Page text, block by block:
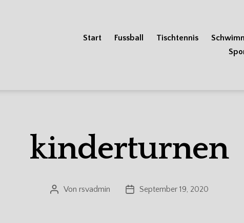
Start Fussball Tischtennis
kinderturnen
Beitragsautor
Von rsvadmin Veröffentlichungsdatum
September 19, 2020